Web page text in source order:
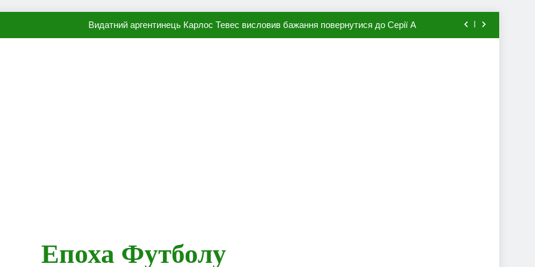
Видатний аргентинець Карлос Тевес висловив бажання повернутися до Серії А
Епоха Футболу